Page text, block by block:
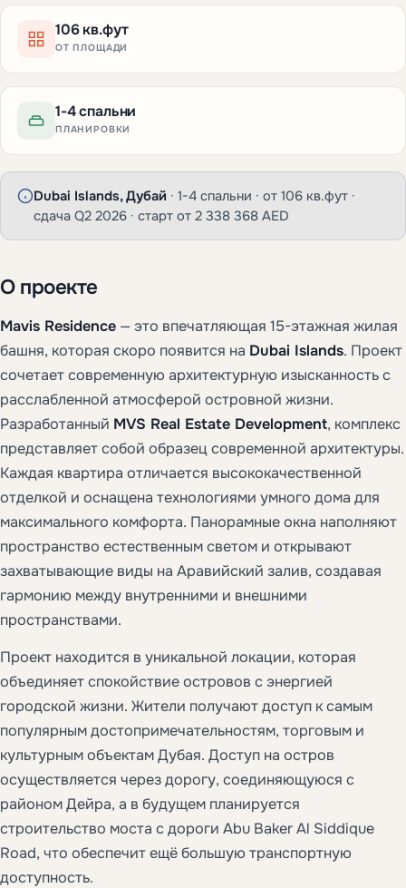
106 кв.фут
ОТ ПЛОЩАДИ
1-4 спальни
ПЛАНИРОВКИ
Dubai Islands, Дубай · 1-4 спальни · от 106 кв.фут ·
сдача Q2 2026 · старт от 2 338 368 AED
О проекте
Mavis Residence — это впечатляющая 15-этажная жилая
башня, которая скоро появится на Dubai Islands. Проект
сочетает современную архитектурную изысканность с
расслабленной атмосферой островной жизни.
Разработанный MVS Real Estate Development, комплекс
представляет собой образец современной архитектуры.
Каждая квартира отличается высококачественной
отделкой и оснащена технологиями умного дома для
максимального комфорта. Панорамные окна наполняют
пространство естественным светом и открывают
захватывающие виды на Аравийский залив, создавая
гармонию между внутренними и внешними
пространствами.
Проект находится в уникальной локации, которая
объединяет спокойствие островов с энергией
городской жизни. Жители получают доступ к самым
популярным достопримечательностям, торговым и
культурным объектам Дубая. Доступ на остров
осуществляется через дорогу, соединяющуюся с
районом Дейра, а в будущем планируется
строительство моста с дороги Abu Baker Al Siddique
Road, что обеспечит ещё большую транспортную
доступность.